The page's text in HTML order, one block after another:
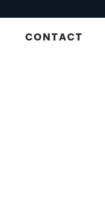
CONTACT